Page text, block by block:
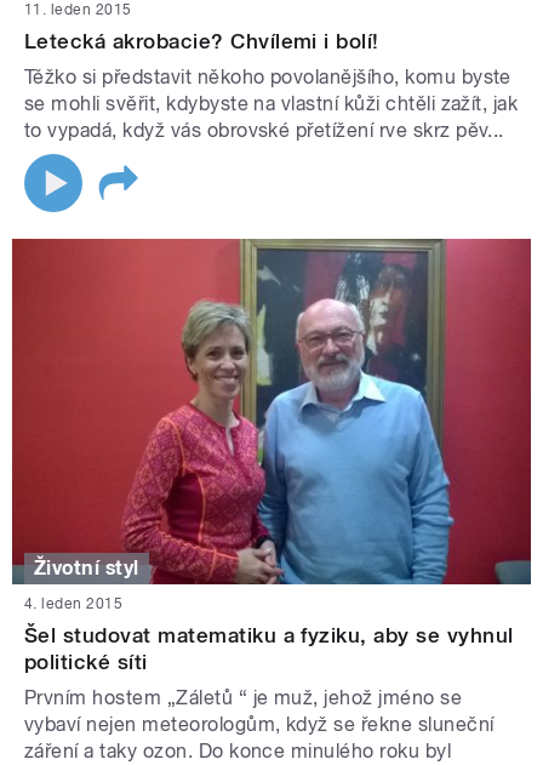
11. leden 2015
Letecká akrobacie? Chvílemi i bolí!
Těžko si představit někoho povolanějšího, komu byste
se mohli svěřit, kdybyste na vlastní kůži chtěli zažít, jak
to vypadá, když vás obrovské přetížení rve skrz pěv...
Životní styl
4. leden 2015
Šel studovat matematiku a fyziku, aby se vyhnul
politické síti
Prvním hostem „Záletů “ je muž, jehož jméno se
vybaví nejen meteorologům, když se řekne sluneční
záření a taky ozon. Do konce minulého roku byl